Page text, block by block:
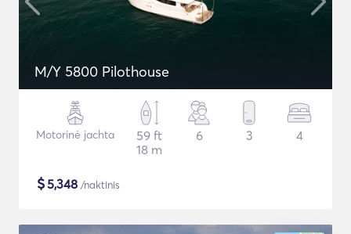
M/Y 5800 Pilothouse
Motorinė jachta
59 ft
18 m
6 3 4
$5,348 /naktinis